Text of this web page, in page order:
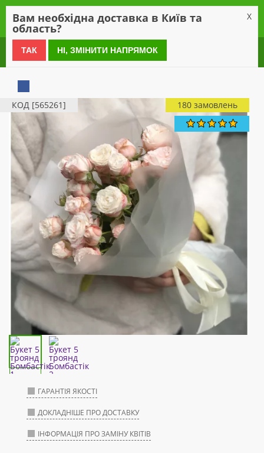
0 800 21 54 55
КОД [565261] 180 замовлень
ГАРАНТІЯ ЯКОСТІ
ДОКЛАДНІШЕ ПРО ДОСТАВКУ
ІНФОРМАЦІЯ ПРО ЗАМІНУ КВІТІВ
Вам необхідна доставка в Київ та
область?
X
ТАК НІ, ЗМІНИТИ НАПРЯМОК